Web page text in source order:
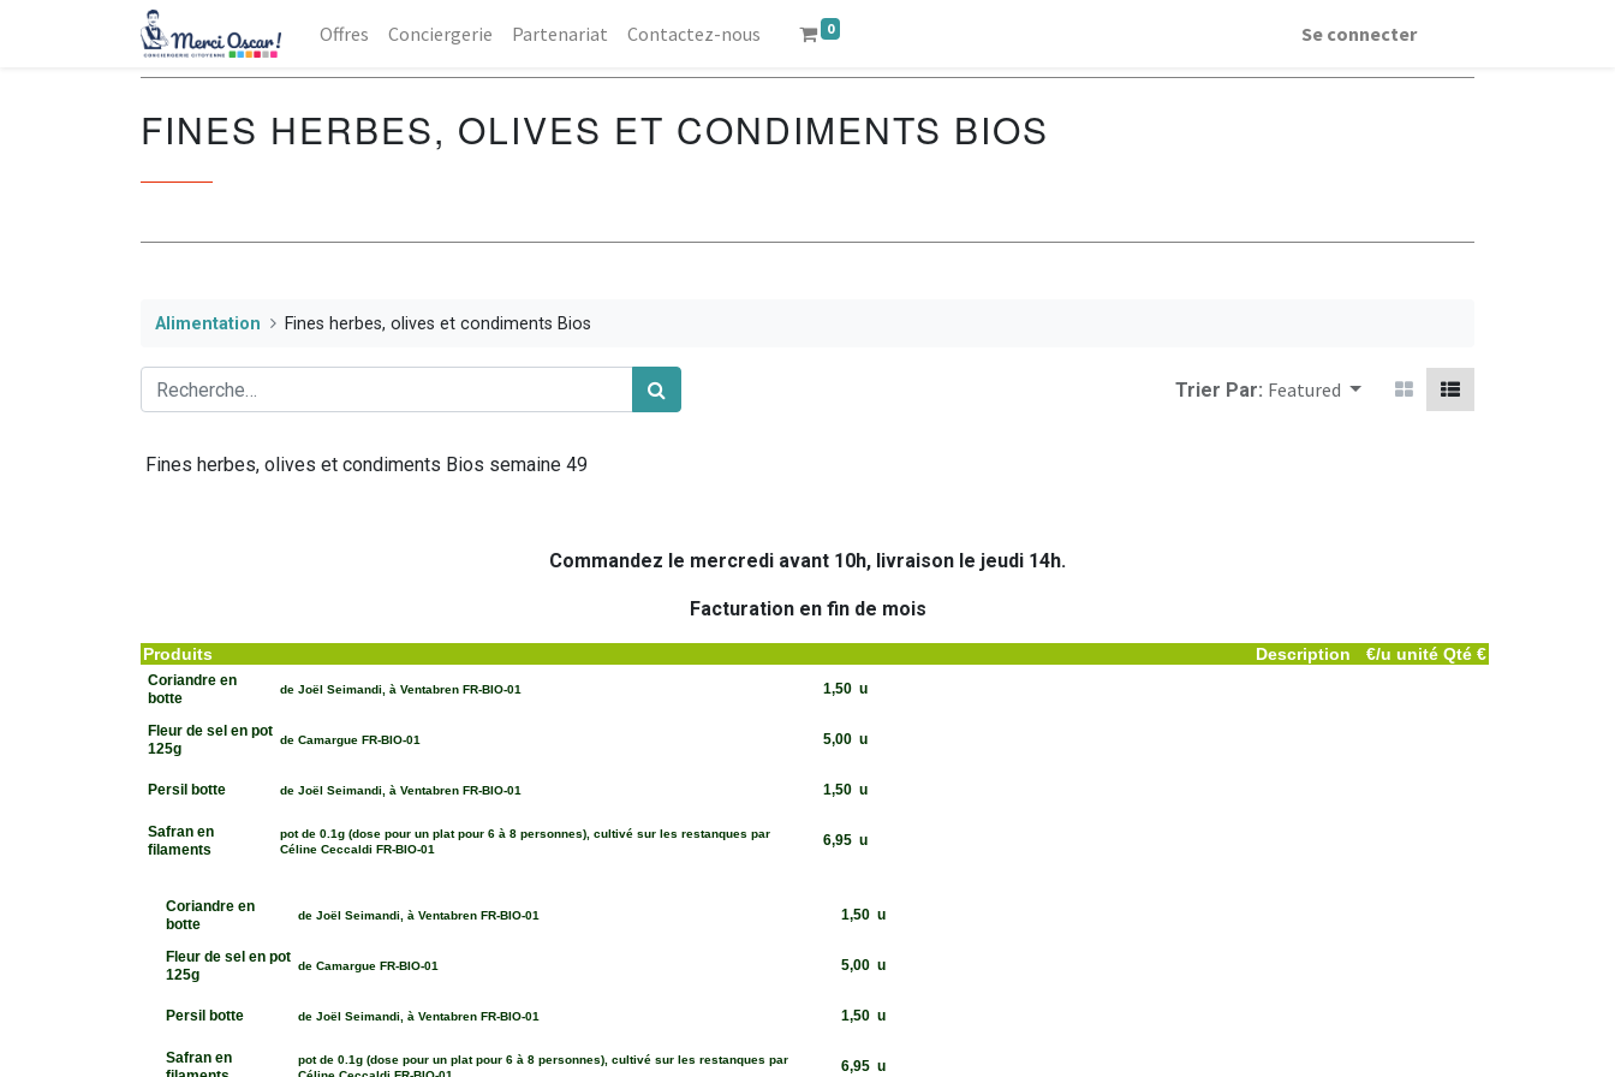
Offres Conciergerie Partenariat Contactez-nous 0 Se connecter
FINES HERBES, OLIVES ET CONDIMENTS BIOS
Alimentation Fines herbes, olives et condiments Bios
Trier Par: Featured
Fines herbes, olives et condiments Bios semaine 49
Commandez le mercredi avant 10h, livraison le jeudi 14h.
Facturation en fin de mois
Produits Description €/u unité Qté €
Coriandre en
botte
de Joël Seimandi, à Ventabren FR-BIO-01 1,50 u
Fleur de sel en pot
125g
de Camargue FR-BIO-01 5,00 u
Persil botte de Joël Seimandi, à Ventabren FR-BIO-01 1,50 u
Safran en
filaments
pot de 0.1g (dose pour un plat pour 6 à 8 personnes), cultivé sur les restanques par
Céline Ceccaldi FR-BIO-01
6,95 u
Coriandre en
botte
de Joël Seimandi, à Ventabren FR-BIO-01 1,50 u
Fleur de sel en pot
125g
de Camargue FR-BIO-01 5,00 u
Persil botte de Joël Seimandi, à Ventabren FR-BIO-01 1,50 u
Safran en
pot de 0.1g (dose pour un plat pour 6 à 8 personnes), cultivé sur les restanques par
6,95 u